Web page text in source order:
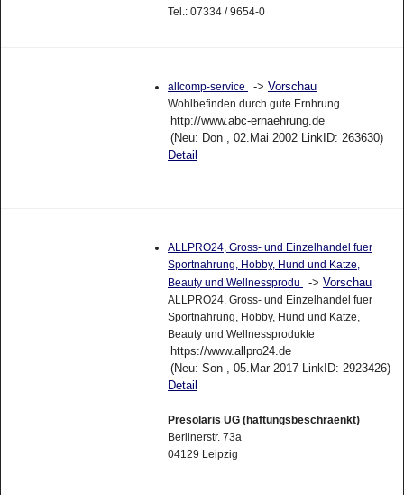
Tel.: 07334 / 9654-0
allcomp-service -> Vorschau
Wohlbefinden durch gute Ernhrung
http://www.abc-ernaehrung.de
(Neu: Don , 02.Mai 2002 LinkID: 263630)
Detail
ALLPRO24, Gross- und Einzelhandel fuer
Sportnahrung, Hobby, Hund und Katze,
Beauty und Wellnessprodu
-> Vorschau
ALLPRO24, Gross- und Einzelhandel fuer
Sportnahrung, Hobby, Hund und Katze,
Beauty und Wellnessprodukte
https://www.allpro24.de
(Neu: Son , 05.Mar 2017 LinkID: 2923426)
Detail
Presolaris UG (haftungsbeschraenkt)
Berlinerstr. 73a
04129 Leipzig